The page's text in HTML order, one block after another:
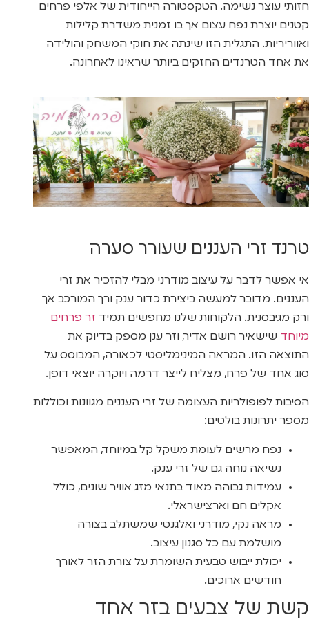
חזותי עוצר נשימה. הטקסטורה הייחודית של אלפי פרחים
קטנים יוצרת נפח עצום אך בו זמנית משדרת קלילות
ואווריריות. התגלית הזו שינתה את חוקי המשחק והולידה
את אחד הטרנדים החזקים ביותר שראינו לאחרונה.
טרנד זרי העננים שעורר סערה
אי אפשר לדבר על עיצוב מודרני מבלי להזכיר את זרי
העננים. מדובר למעשה ביצירת כדור ענק ורך המורכב אך
ורק מגיבסנית. הלקוחות שלנו מחפשים תמיד זר פרחים
מיוחד שישאיר רושם אדיר, וזר ענן מספק בדיוק את
התוצאה הזו. המראה המינימליסטי לכאורה, המבוסס על
סוג אחד של פרח, מצליח לייצר דרמה ויוקרה יוצאי דופן.
הסיבות לפופולריות העצומה של זרי העננים מגוונות וכוללות
מספר יתרונות בולטים:
נפח מרשים לעומת משקל קל במיוחד, המאפשר
נשיאה נוחה גם של זרי ענק.
עמידות גבוהה מאוד בתנאי מזג אוויר שונים, כולל
אקלים חם וארצישראלי.
מראה נקי, מודרני ואלגנטי שמשתלב בצורה
מושלמת עם כל סגנון עיצוב.
יכולת ייבוש טבעית השומרת על צורת הזר לאורך
חודשים ארוכים.
קשת של צבעים בזר אחד